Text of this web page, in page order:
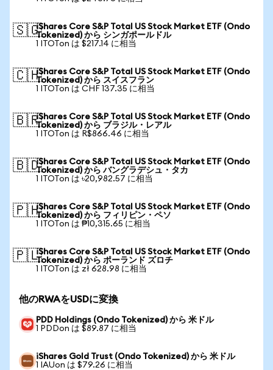
🇸🇬iShares Core S&P Total US Stock Market ETF (Ondo
Tokenized) から シンガポールドル
1 ITOTon は $217.14 に相当
🇨🇭iShares Core S&P Total US Stock Market ETF (Ondo
Tokenized) から スイスフラン
1 ITOTon は CHF 137.35 に相当
🇧🇷iShares Core S&P Total US Stock Market ETF (Ondo
Tokenized) から ブラジル・レアル
1 ITOTon は R$866.46 に相当
🇧🇩iShares Core S&P Total US Stock Market ETF (Ondo
Tokenized) から バングラデシュ・タカ
1 ITOTon は ৳20,982.57 に相当
🇵🇭iShares Core S&P Total US Stock Market ETF (Ondo
Tokenized) から フィリピン・ペソ
1 ITOTon は ₱10,315.65 に相当
🇵🇱iShares Core S&P Total US Stock Market ETF (Ondo
Tokenized) から ポーランド ズロチ
1 ITOTon は zł 628.98 に相当
他のRWAをUSDに変換
PDD Holdings (Ondo Tokenized) から 米ドル
1 PDDon は $89.87 に相当
iShares Gold Trust (Ondo Tokenized) から 米ドル
1 IAUon は $79.26 に相当